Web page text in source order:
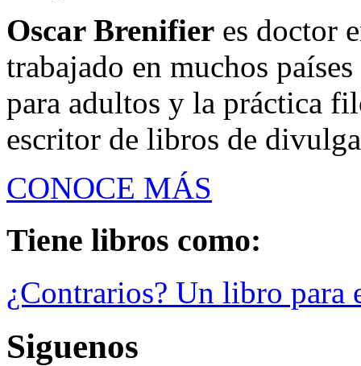
Oscar Brenifier es doctor
trabajado en muchos
para adultos y la práctica
escritor de libros de
CONOCE MÁS
Tiene libros como:
¿Contrarios? Un libro para
Siguenos